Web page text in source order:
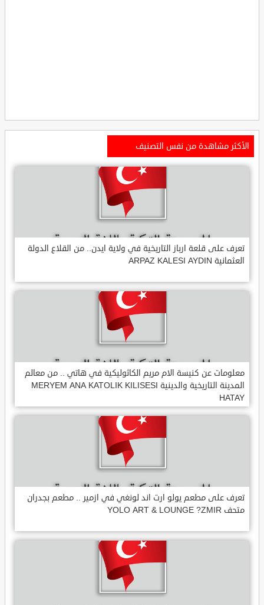
الأكثر مشاهدة من نفس التصنيف
تعرف على قلعة ارباز التاريخية في ولاية ايدن.. من القلاع الدولة
العثمانية ARPAZ KALESI AYDIN
معلومات عن كنيسة الام مريم الكاثوليكية في هاتي .. من معالم
المدينة التاريخية والدينية MERYEM ANA KATOLIK KILISESI
HATAY
تعرف على مطعم يولو ارت اند لونغي في ازمير .. مطعم بجدران
متحف YOLO ART & LOUNGE ?ZMIR